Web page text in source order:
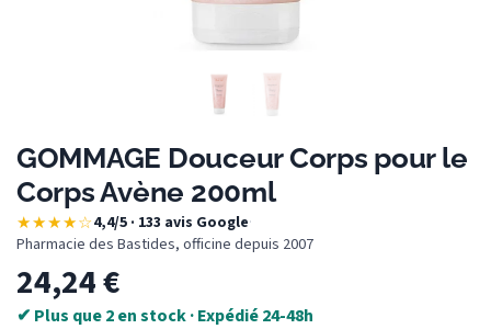
GOMMAGE Douceur Corps pour le
Corps Avène 200ml
★★★★☆4,4/5 · 133 avis Google·
Pharmacie des Bastides, officine depuis 2007
24,24€
✔ Plus que 2 en stock · Expédié 24-48h